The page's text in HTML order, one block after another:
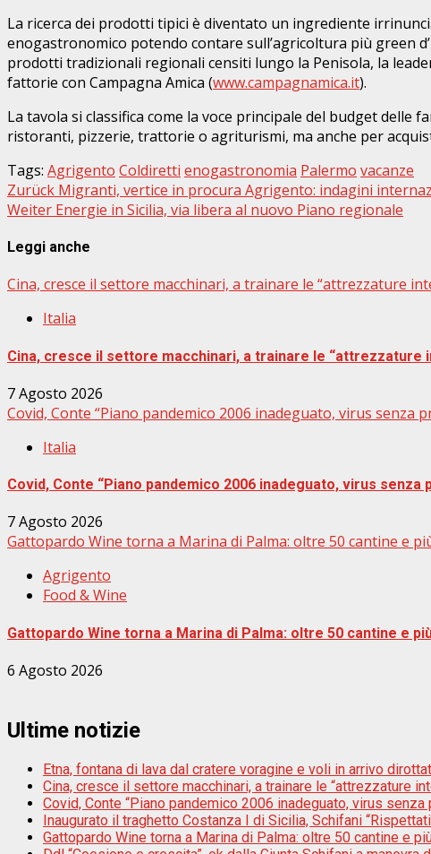
La ricerca dei prodotti tipici è diventato un ingrediente
enogastronomico potendo contare sull’agricoltura più green
prodotti tradizionali regionali censiti lungo la Penisola, la
fattorie con Campagna Amica (www.campagnamica.it).
La tavola si classifica come la voce principale del budget
ristoranti, pizzerie, trattorie o agriturismi, ma anche per
Tags: Agrigento Coldiretti enogastronomia Palermo vacanze
Beitragsnavigation
Zurück Migranti, vertice in procura Agrigento: indagini
Weiter Energie in Sicilia, via libera al nuovo Piano regionale
Leggi anche
Cina, cresce il settore macchinari, a trainare le “attrezzature
Italia
Cina, cresce il settore macchinari, a trainare le “attrezzature
7 Agosto 2026
Covid, Conte “Piano pandemico 2006 inadeguato, virus senza
Italia
Covid, Conte “Piano pandemico 2006 inadeguato, virus senza
7 Agosto 2026
Gattopardo Wine torna a Marina di Palma: oltre 50 cantine e
Agrigento
Food & Wine
Gattopardo Wine torna a Marina di Palma: oltre 50 cantine e
6 Agosto 2026
Ultime notizie
Etna, fontana di lava dal cratere voragine e voli in arrivo
Cina, cresce il settore macchinari, a trainare le “attrezzature
Covid, Conte “Piano pandemico 2006 inadeguato, virus senza
Inaugurato il traghetto Costanza I di Sicilia, Schifani
Gattopardo Wine torna a Marina di Palma: oltre 50 cantine e